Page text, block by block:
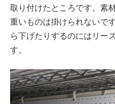
取り付けたところです。素
重いものは掛けられないで
ら下げたりするのにはリー
す。